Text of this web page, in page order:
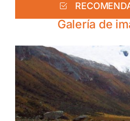
Galería de